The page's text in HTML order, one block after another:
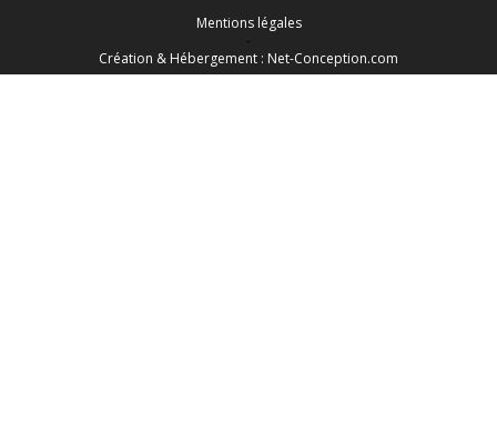
Mentions légales
-
Création & Hébergement : Net-Conception.com